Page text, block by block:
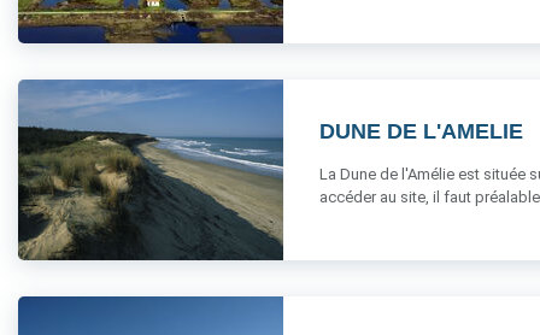
DUNE DE L'AMELIE
La Dune de l'Amélie est située
accéder au site, il faut